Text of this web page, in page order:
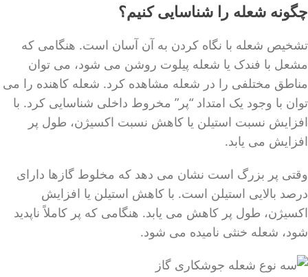
چگونه شعله را شناسایی کنیم؟
تشخیص شعله با نگاه کردن به آن آسان است. هنگامی که
مشعل با فندک یا شعله پیلوت روشن می شود، می توان
مناطق مختلفی را در شعله مشاهده کرد. شعله کاهنده را می
توان با وجود یک امتداد “پر” مخروط داخلی شناسایی کرد. با
افزایش نسبت استیلن یا کاهش نسبت اکسیژن، طول پر
افزایش می یابد.
وقتی پر بزرگ است نشان می دهد که مخلوط گازها دارای
درصد بالایی استیلن است. با کاهش استیلن یا افزایش
اکسیژن، طول پر کاهش می یابد. هنگامی که پر کاملاً ناپدید
شود، شعله خنثی نامیده می شود.